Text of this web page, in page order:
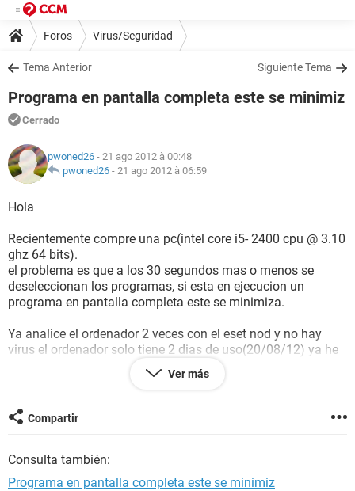
Foros Virus/Seguridad
Tema Anterior Siguiente Tema
Programa en pantalla completa este se minimiz
Cerrado
pwoned26 - 21 ago 2012 à 00:48
pwoned26 - 21 ago 2012 à 06:59
Hola
Recientemente compre una pc(intel core i5- 2400 cpu @ 3.10
ghz 64 bits).
el problema es que a los 30 segundos mas o menos se
deseleccionan los programas, si esta en ejecucion un
programa en pantalla completa este se minimiza.
Ya analice el ordenador 2 veces con el eset nod y no hay
virus el ordenador solo tiene 2 dias de uso(20/08/12) ya he
visto en internet que desactive el aero que actualize los
drivers(ccosa que no he hecho) el ultimo recurso seria
uso.
Ver más
Compartir
Consulta también:
Programa en pantalla completa este se minimiz